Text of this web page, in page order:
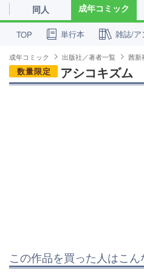
同人 成年コミック
TOP 単行本 雑誌/ア
成年コミック 出版社／著者一覧 茜新
数量限定 アシコキズム
この作品を買った人はこ